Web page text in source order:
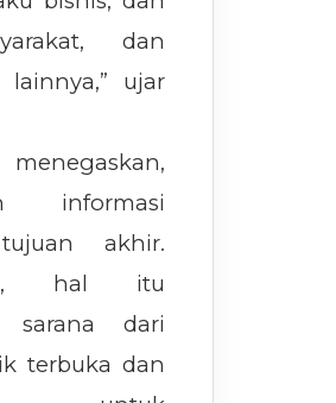
dan
lainnya,” ujar
informasi
akhir.
hal itu
sarana dari
terbuka dan